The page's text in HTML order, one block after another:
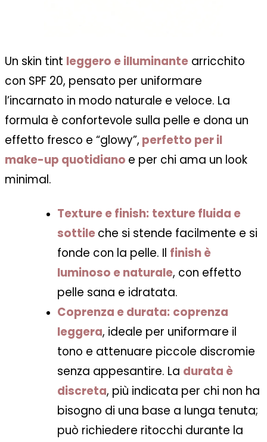
Un skin tint leggero e illuminante arricchito
con SPF 20, pensato per uniformare
l’incarnato in modo naturale e veloce. La
formula è confortevole sulla pelle e dona un
effetto fresco e “glowy”, perfetto per il
make-up quotidiano e per chi ama un look
minimal.
Texture e finish: texture fluida e
sottileche si stende facilmente e si
fonde con la pelle. Il finish è
luminoso e naturale, con effetto
pelle sana e idratata.
Coprenza e durata: coprenza
leggera, ideale per uniformare il
tono e attenuare piccole discromie
senza appesantire. La durata è
discreta, più indicata per chi non ha
bisogno di una base a lunga tenuta;
può richiedere ritocchi durante la